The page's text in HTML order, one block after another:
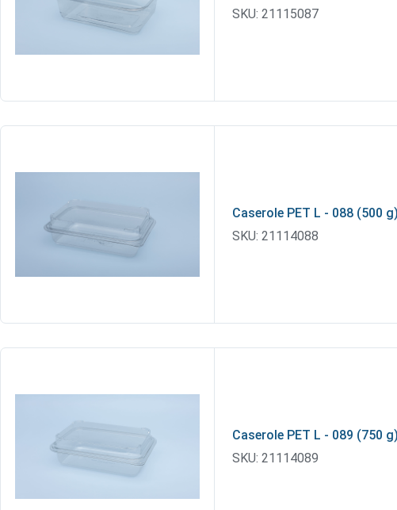
SKU: 21115087
Caserole PET L - 088 (500
SKU: 21114088
Caserole PET L - 089 (750
SKU: 21114089